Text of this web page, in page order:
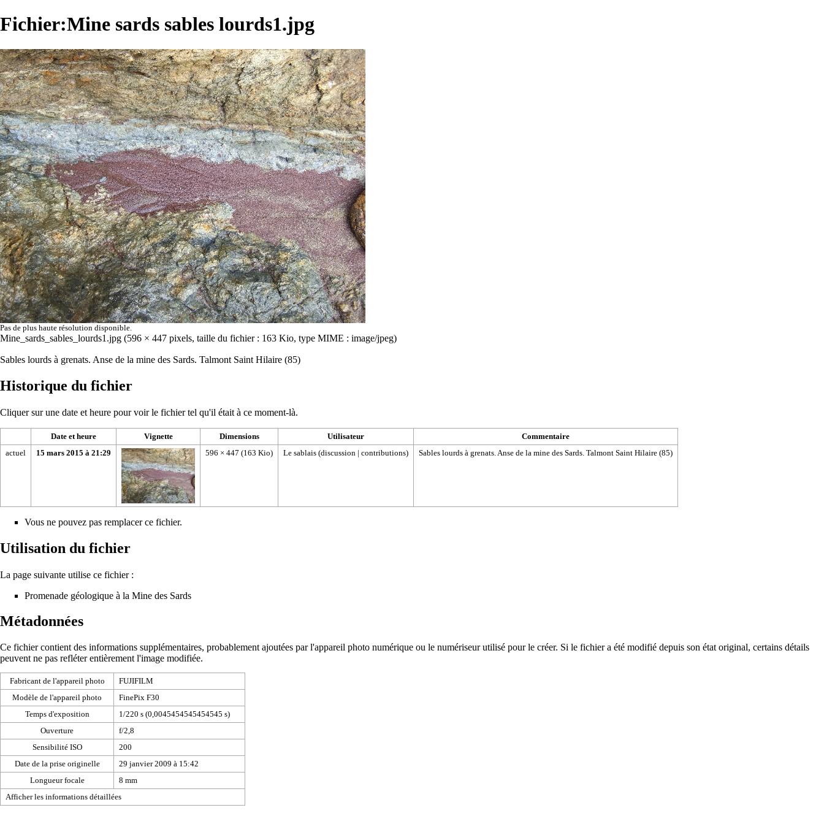
Fichier:Mine sards sables lourds1.jpg
Pas de plus haute résolution disponible.
Mine_sards_sables_lourds1.jpg (596 × 447 pixels, taille du fichier : 163 Kio, type MIME : image/jpeg)
Sables lourds à grenats. Anse de la mine des Sards. Talmont Saint Hilaire (85)
Historique du fichier
Cliquer sur une date et heure pour voir le fichier tel qu'il était à ce moment-là.
Date et heure Vignette Dimensions Utilisateur
Commentaire
actuel
15 mars 2015 à 21:29 596 × 447 (163 Kio) Le sablais (discussion | contributions) Sables lourds à grenats. Anse de la mine des Sards. Talmont Saint Hilaire (85)
Vous ne pouvez pas remplacer ce fichier.
Utilisation du fichier
La page suivante utilise ce fichier :
Promenade géologique à la Mine des Sards
Métadonnées
Ce fichier contient des informations supplémentaires, probablement ajoutées par l'appareil photo numérique ou le numériseur utilisé pour le créer. Si le fichier a été modifié depuis son état original, certains détails
peuvent ne pas refléter entièrement l'image modifiée.
Fabricant de l'appareil photo
FUJIFILM
Modèle de l'appareil photo
FinePix F30
Temps d'exposition
1/220 s (0,0045454545454545 s)
Ouverture
f/2,8
Sensibilité ISO
200
Date de la prise originelle
29 janvier 2009 à 15:42
Longueur focale
8 mm
Afficher les informations détaillées